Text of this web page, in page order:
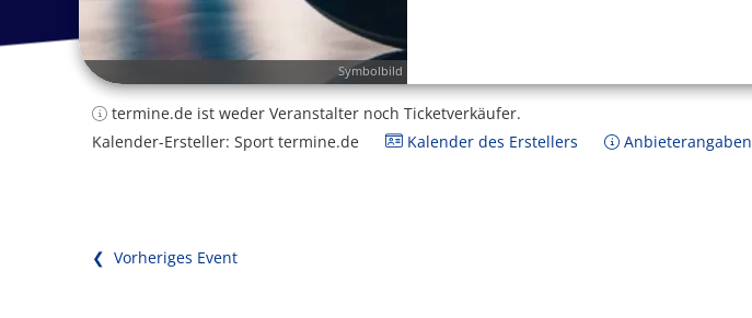
Symbolbild
termine.de ist weder Veranstalter noch Ticketverkäufer.
Kalender-Ersteller: Sport termine.de
Kalender des Erstellers Anbieterangaben
❮ Vorheriges Event